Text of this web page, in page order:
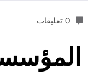
0 تعليقات